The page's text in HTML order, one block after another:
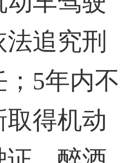
追究刑
；5年内不
取得机动